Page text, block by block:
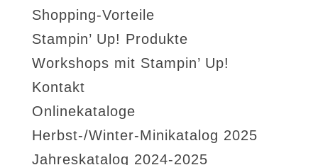
Shopping-Vorteile
Stampin’ Up! Produkte
Workshops mit Stampin’ Up!
Kontakt
Onlinekataloge
Herbst-/Winter-Minikatalog 2025
Jahreskatalog 2024-2025